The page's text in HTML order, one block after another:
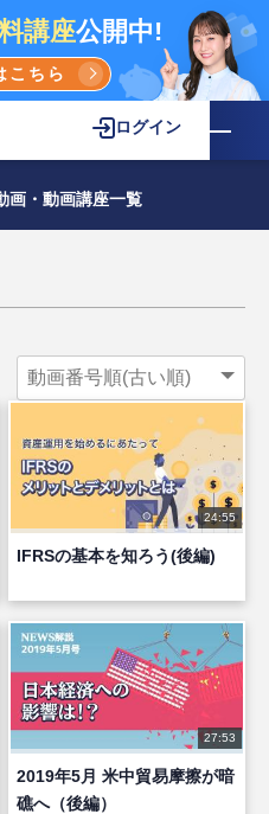
講座公開中!
こちら
ログイン
画・動画講座一覧
24:55
IFRSの基本を知ろう(後編)
27:53
2019年5月 米中貿易摩擦が暗
礁へ（後編）